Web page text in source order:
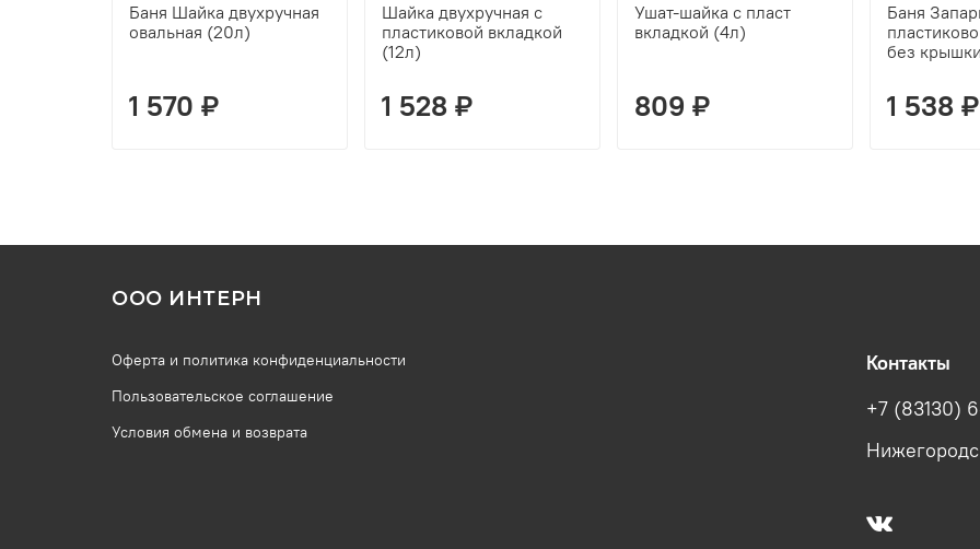
Баня Шайка двухручная
овальная (20л)
1 570 ₽
Шайка двухручная с
пластиковой вкладкой
(12л)
1 528 ₽
Ушат-шайка с пласт
вкладкой (4л)
809 ₽
Баня
без
1 538 ₽
ООО ИНТЕРН
Оферта и политика конфиденциальности
Пользовательское соглашение
Условия обмена и возврата
Контакты
+7 (83130)